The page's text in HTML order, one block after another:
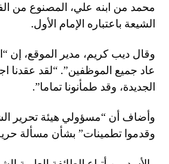
محمد من ابنه علي، المصنوع من
الشيعة باعتباره الإمام الأول.
وقال ديب كريم، مدير الموقع، إن
عاد جميع الموظفين”. “لقد عقدنا
الجديدة، وقد طمأنونا تماما”.
وأضاف أن “مسؤولي هيئة تحرير
وقدموا تطمينات” بشأن مسألة حرية